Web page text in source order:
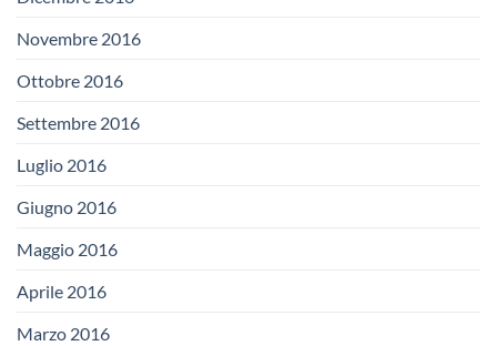
Novembre 2016
Ottobre 2016
Settembre 2016
Luglio 2016
Giugno 2016
Maggio 2016
Aprile 2016
Marzo 2016